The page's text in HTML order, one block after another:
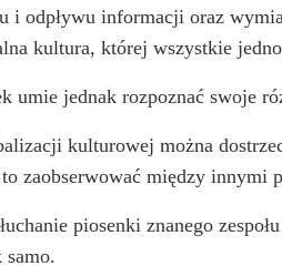
i odpływu informacji oraz
kultura, której wszystkie
umie jednak rozpoznać swoje
kulturowej można
zaobserwować między innymi
piosenki znanego
samo.